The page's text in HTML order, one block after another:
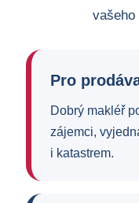
vašeho
Pro
Dobrý makléř
zájemci,
i katastrem.